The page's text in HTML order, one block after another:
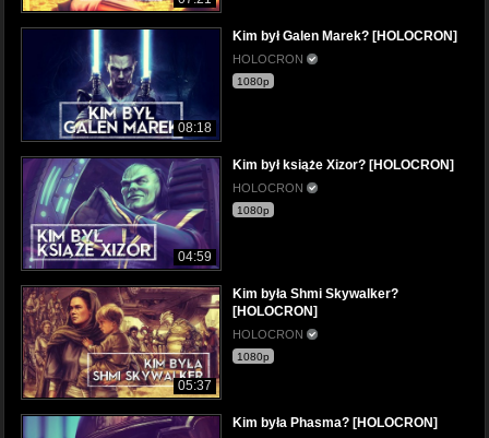
08:18
Kim był Galen Marek? [HOLOCRON]
HOLOCRON
1080p
04:59
Kim był książe Xizor? [HOLOCRON]
HOLOCRON
1080p
05:37
Kim była Shmi Skywalker?
[HOLOCRON]
HOLOCRON
1080p
Kim była Phasma? [HOLOCRON]